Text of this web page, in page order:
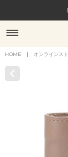
8/17(月
贈る相手
HOME | オンラインス